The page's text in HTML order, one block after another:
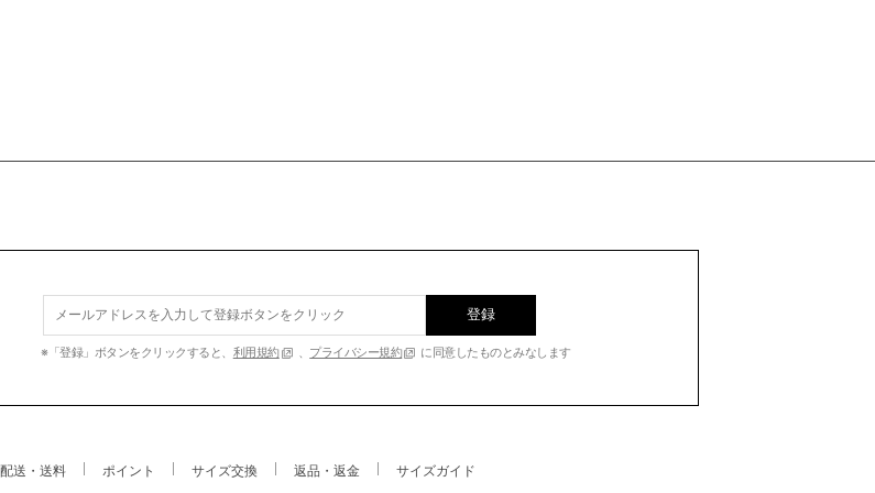
登録
※「登録」ボタンをクリックすると、 利用規約 、 プライバシー規約 に同意したものとみなします
配送・送料 ポイント サイズ交換 返品・返金 サイズガイド